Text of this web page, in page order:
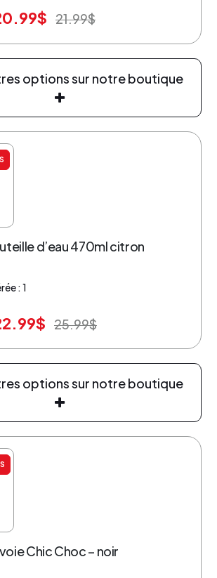
$ 21.99$
options sur notre boutique
d’eau 470ml citron
: 1
$ 25.99$
options sur notre boutique
Chic Choc – noir